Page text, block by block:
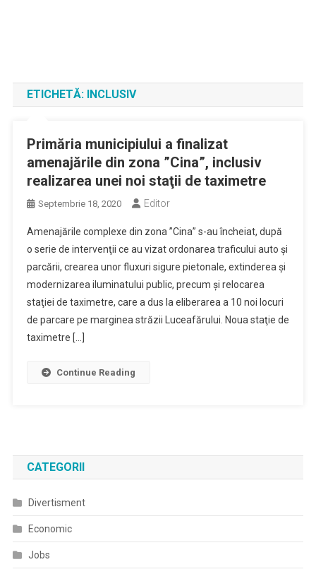
ETICHETĂ: INCLUSIV
Primăria municipiului a finalizat
amenajările din zona ”Cina”, inclusiv
realizarea unei noi staţii de taximetre
Septembrie 18, 2020 Editor
Amenajările complexe din zona ”Cina” s-au încheiat, după
o serie de intervenţii ce au vizat ordonarea traficului auto şi
parcării, crearea unor fluxuri sigure pietonale, extinderea şi
modernizarea iluminatului public, precum şi relocarea
staţiei de taximetre, care a dus la eliberarea a 10 noi locuri
de parcare pe marginea străzii Luceafărului. Noua staţie de
taximetre […]
Continue Reading
CATEGORII
Divertisment
Economic
Jobs